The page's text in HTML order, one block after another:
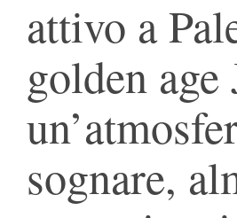
attivo a
golden
sognare,